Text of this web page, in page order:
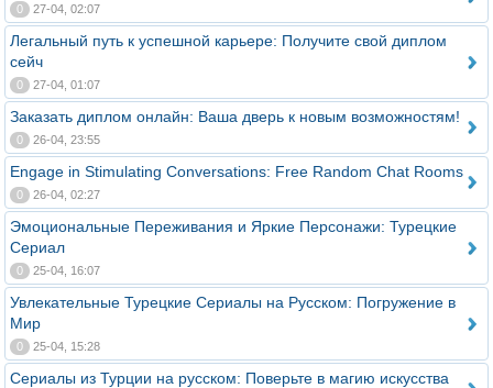
0 27-04, 02:07
Легальный путь к успешной карьере: Получите свой диплом
сейч
0 27-04, 01:07
Заказать диплом онлайн: Ваша дверь к новым возможностям!
0 26-04, 23:55
Engage in Stimulating Conversations: Free Random Chat Rooms
0 26-04, 02:27
Эмоциональные Переживания и Яркие Персонажи: Турецкие
Сериал
0 25-04, 16:07
Увлекательные Турецкие Сериалы на Русском: Погружение в
Мир
0 25-04, 15:28
Сериалы из Турции на русском: Поверьте в магию искусства